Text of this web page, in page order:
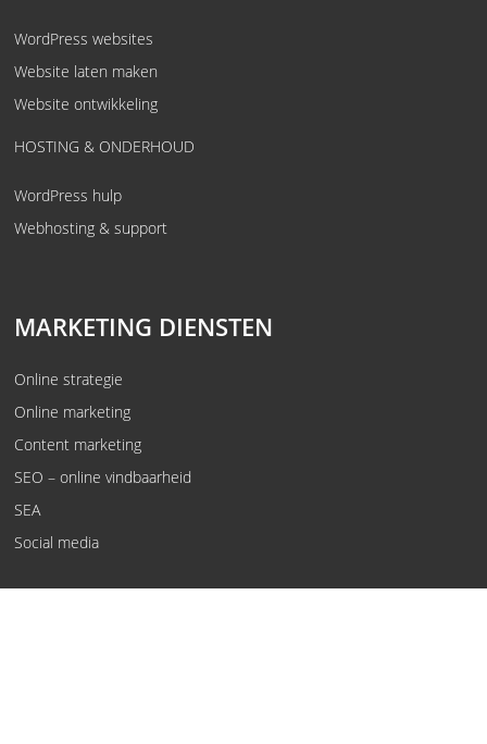
WordPress websites
Website laten maken
Website ontwikkeling
HOSTING & ONDERHOUD
WordPress hulp
Webhosting & support
MARKETING DIENSTEN
Online strategie
Online marketing
Content marketing
SEO – online vindbaarheid
SEA
Social media